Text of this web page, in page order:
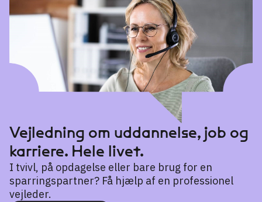
Vejledning om uddannelse, job og
karriere. Hele livet.
I tvivl, på opdagelse eller bare brug for en
sparringspartner? Få hjælp af en professionel
vejleder.